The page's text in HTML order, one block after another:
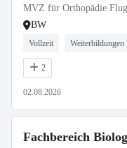
MVZ für Orthopädie
BW
Vollzeit Weiterbildungen
2
02.08.2026
Fachbereich